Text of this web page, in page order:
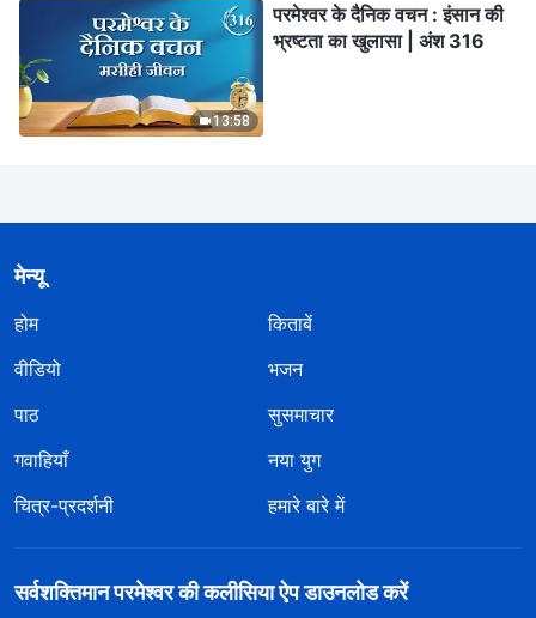
13:58
परमेश्वर के दैनिक वचन : इंसान की
भ्रष्टता का खुलासा | अंश 316
मेन्यू
होम
किताबें
वीडियो
भजन
पाठ
सुसमाचार
गवाहियाँ
नया युग
चित्र-प्रदर्शनी
हमारे बारे में
सर्वशक्तिमान परमेश्वर की कलीसिया ऐप डाउनलोड करें